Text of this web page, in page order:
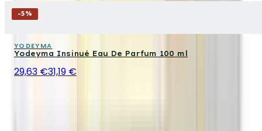
-5%
YODEYMA
Yodeyma Insinué Eau De Parfum 100 ml
29,63 €31,19 €